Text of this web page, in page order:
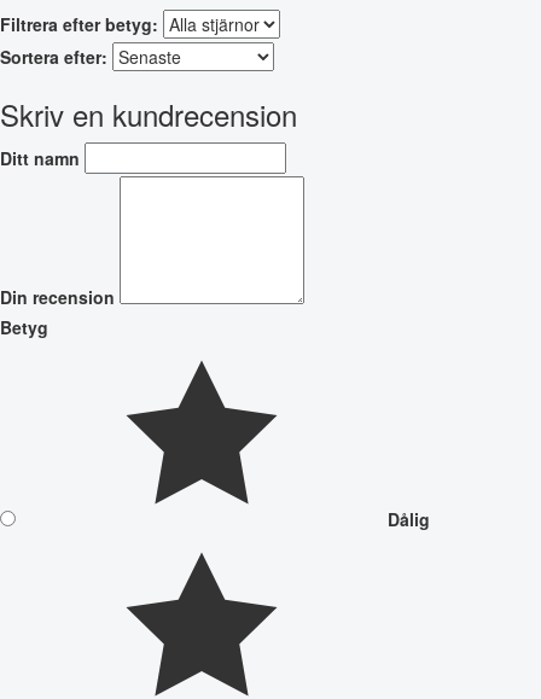
Filtrera efter betyg:
Sortera efter:
Skriv en kundrecension
Ditt namn
Din recension
Betyg
Dålig